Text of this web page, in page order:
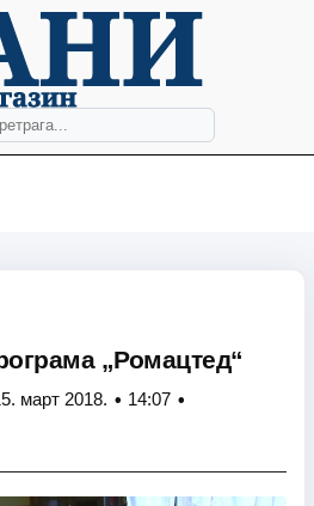
„Ромацтед“
март 2018. • 14:07 •